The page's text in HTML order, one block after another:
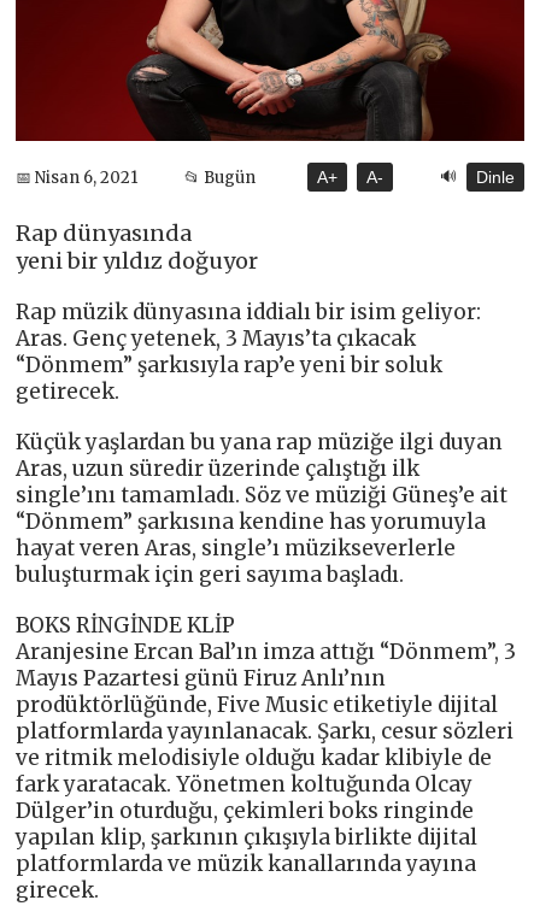
📅 Nisan 6, 2021 📂 Bugün A+ A- 🔊 Dinle
Rap dünyasında
yeni bir yıldız doğuyor
Rap müzik dünyasına iddialı bir isim geliyor:
Aras. Genç yetenek, 3 Mayıs’ta çıkacak
“Dönmem” şarkısıyla rap’e yeni bir soluk
getirecek.
Küçük yaşlardan bu yana rap müziğe ilgi duyan
Aras, uzun süredir üzerinde çalıştığı ilk
single’ını tamamladı. Söz ve müziği Güneş’e ait
“Dönmem” şarkısına kendine has yorumuyla
hayat veren Aras, single’ı müzikseverlerle
buluşturmak için geri sayıma başladı.
BOKS RİNGİNDE KLİP
Aranjesine Ercan Bal’ın imza attığı “Dönmem”, 3
Mayıs Pazartesi günü Firuz Anlı’nın
prodüktörlüğünde, Five Music etiketiyle dijital
platformlarda yayınlanacak. Şarkı, cesur sözleri
ve ritmik melodisiyle olduğu kadar klibiyle de
fark yaratacak. Yönetmen koltuğunda Olcay
Dülger’in oturduğu, çekimleri boks ringinde
yapılan klip, şarkının çıkışıyla birlikte dijital
platformlarda ve müzik kanallarında yayına
girecek.